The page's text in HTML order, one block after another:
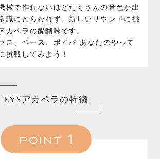
械で作れないほどたくさんの音色が出
識にとらわれず、新しいサウンドに挑
カペラの醍醐味です。
ス、ベース、ボイパ あなたのやって
挑戦してみよう！
EYSアカペラの特徴